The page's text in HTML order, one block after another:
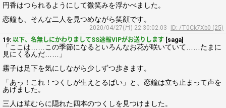
円香はつられるようにして微笑みを浮かべました。
恋鐘も、そんな二人を見つめながら笑顔です。
2020/04/27(月) 22:30:02.03
ID: /T0Ck7Xb0 (25)
19: 以下、名無しにかわりましてSS速報VIPがお送りします [saga]
「ここは……この季節になるといろんなお花が咲いていて……たまに
見にくるんだ……」
霧子は足下を気にしながら少しずつ歩きます。
「あっ！これ！つくしが生えとるばい」と、恋鐘は立ち止まって声を
あげました。
三人は草むらに隠れた四本のつくしを見つけました。